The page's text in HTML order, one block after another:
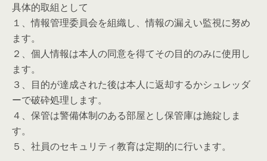
具体的取組として
１、情報管理委員会を組織し、情報の漏えい監視に努め
ます。
２、個人情報は本人の同意を得てその目的のみに使用し
ます。
３、目的が達成された後は本人に返却するかシュレッダ
ーで破砕処理します。
４、保管は警備体制のある部屋とし保管庫は施錠しま
す。
５、社員のセキュリティ教育は定期的に行います。